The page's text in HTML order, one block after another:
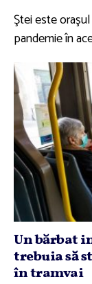
Ştei este
pandemie în
Un bărbat
trebuia să
în tramvai